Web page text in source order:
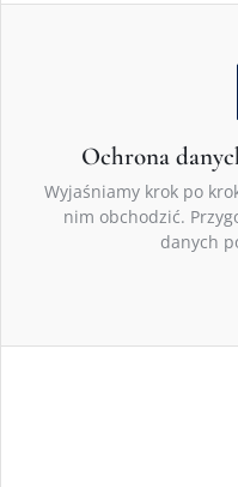
Ochrona
Wyjaśniamy krok po
nim obchodzić.
danych